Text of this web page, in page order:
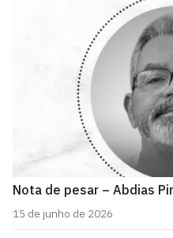
Nota de pesar – Abdias
15 de junho de 2026